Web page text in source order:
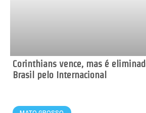
Corinthians vence, mas é
Brasil pelo Internacional